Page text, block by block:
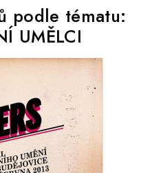
podle tématu:
UMĚLCI